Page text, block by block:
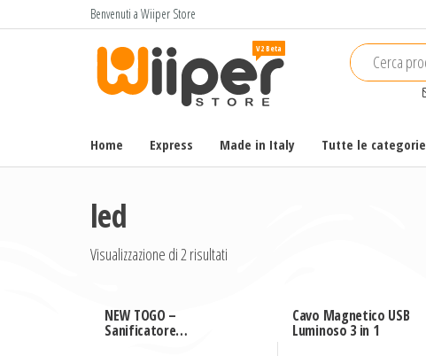
e
Benvenuti a Wiiper Store
Wiiper
a basso
prezzo
Home Express Made in Italy Tutte le categorie
led
Visualizzazione di 2 risultati
NEW TOGO –
Sanificatore
Cavo Magnetico USB
Luminoso 3 in 1